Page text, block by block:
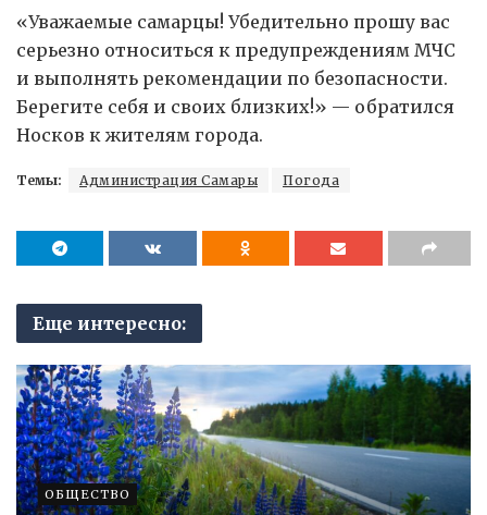
«Уважаемые самарцы! Убедительно прошу вас
серьезно относиться к предупреждениям МЧС
и выполнять рекомендации по безопасности.
Берегите себя и своих близких!» — обратился
Носков к жителям города.
Темы: Администрация Самары Погода
Еще интересно:
ОБЩЕСТВО